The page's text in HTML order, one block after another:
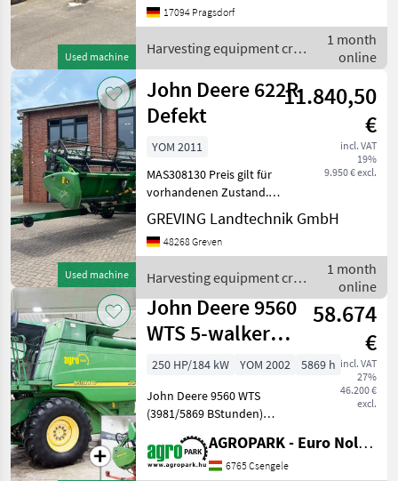
Used machine
Transportwagen, aktuelle
Wartung
erhalten(Riemenantrieb
17094 Pragsdorf
Harvesting equipment crop
fields / John Deere
1 month
online
Used machine
John Deere 622R
Defekt
11.840,50
€
incl. VAT
19%
9.950 € excl.
YOM 2011
MAS308130 Preis gilt für
vorhandenen Zustand.
Angebot freibleibend.
Irrtümer, Änderungen und
Zwischenverkauf
ohne Gewähr. Harvesting
equ
GREVING Landtechnik GmbH
48268 Greven
Harvesting equipment crop
fields / John Deere
1 month
online
John Deere 9560
WTS 5-walker
combine, 5.5 m
618R header + t
58.674
€
incl. VAT
27%
46.200 €
excl.
250 HP/184 kW YOM 2002
5869 h
John Deere 9560 WTS
(3981/5869 BStunden)
Schüttlern, 5, 5 m
Schneidwerk 618R +
AGROPARK - Euro Noliker Kft.
6765 Csengele